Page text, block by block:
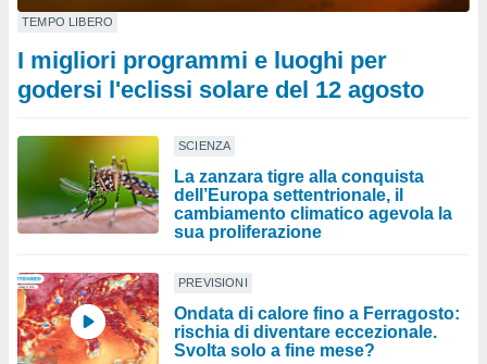
TEMPO LIBERO
I migliori programmi e luoghi per
godersi l'eclissi solare del 12 agosto
SCIENZA
La zanzara tigre alla conquista
dell’Europa settentrionale, il
cambiamento climatico agevola la
sua proliferazione
PREVISIONI
Ondata di calore fino a Ferragosto:
rischia di diventare eccezionale.
Svolta solo a fine mese?